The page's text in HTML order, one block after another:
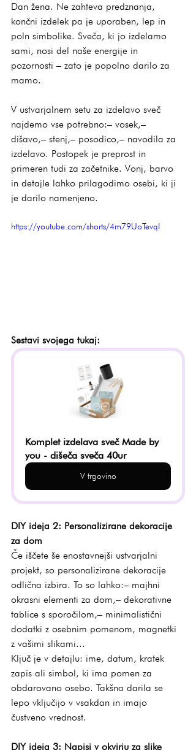
Dan žena. Ne zahteva predznanja,
končni izdelek pa je uporaben, lep in
poln simbolike. Sveča, ki jo izdelamo
sami, nosi del naše energije in
pozornosti – zato je popolno darilo za
mamo.
V ustvarjalnem setu za izdelavo sveč
najdemo vse potrebno:– vosek,–
dišavo,– stenj,– posodico,– navodila za
izdelavo. Postopek je preprost in
primeren tudi za začetnike. Vonj, barvo
in detajle lahko prilagodimo osebi, ki ji
je darilo namenjeno.
https://youtube.com/shorts/4m79UoTevqI
Sestavi svojega tukaj:
Komplet izdelava sveč Made by
you - dišeča sveča 40ur
V trgovino
DIY ideja 2: Personalizirane dekoracije
za dom
Če iščete še enostavnejši ustvarjalni
projekt, so personalizirane dekoracije
odlična izbira. To so lahko:– majhni
okrasni elementi za dom,– dekorativne
tablice s sporočilom,– minimalistični
dodatki z osebnim pomenom, magnetki
z vašimi slikami...
Ključ je v detajlu: ime, datum, kratek
zapis ali simbol, ki ima pomen za
obdarovano osebo. Takšna darila se
lepo vključijo v vsakdan in imajo
čustveno vrednost.
DIY ideja 3: Napisi v okvirju za slike